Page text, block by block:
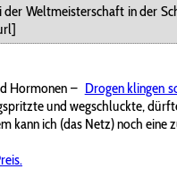
Weltmeisterschaft in der
Hormonen – Drogen klingen
und wegschluckte,
ich (das Netz) noch